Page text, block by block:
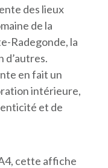
des lieux
de la
Radegonde, la
d’autres.
en fait un
intérieure,
et de
cette affiche